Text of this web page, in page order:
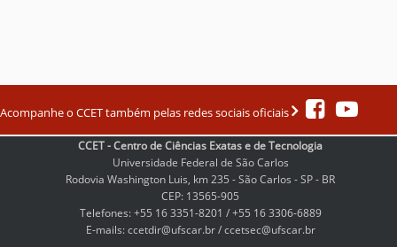
Acompanhe o CCET também pelas redes sociais oficiais
CCET - Centro de Ciências Exatas e de Tecnologia
Universidade Federal de São Carlos
Rodovia Washington Luis, km 235 - São Carlos - SP - BR
CEP: 13565-905
Telefones: +55 16 3351-8201 / +55 16 3306-6889
E-mails: ccetdir@ufscar.br / ccetsec@ufscar.br